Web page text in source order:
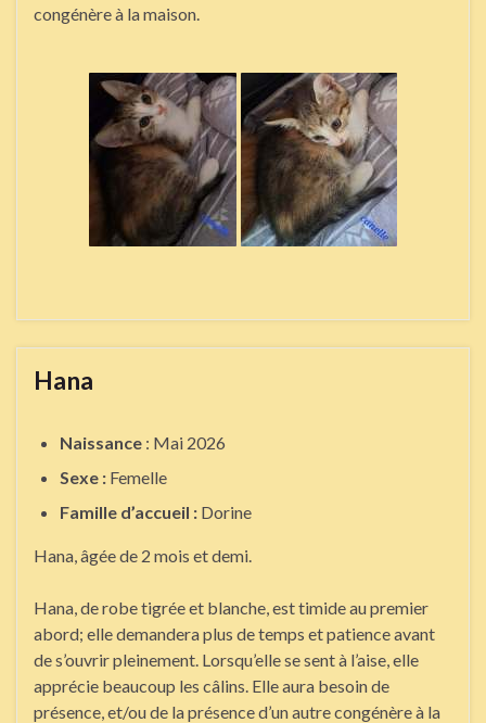
congénère à la maison.
Hana
Naissance : Mai 2026
Sexe : Femelle
Famille d’accueil : Dorine
Hana, âgée de 2 mois et demi.
Hana, de robe tigrée et blanche, est timide au premier
abord; elle demandera plus de temps et patience avant
de s’ouvrir pleinement. Lorsqu’elle se sent à l’aise, elle
apprécie beaucoup les câlins. Elle aura besoin de
présence, et/ou de la présence d’un autre congénère à la